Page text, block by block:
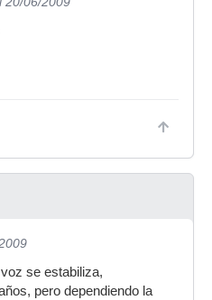
se estabiliza,
pero dependiendo la